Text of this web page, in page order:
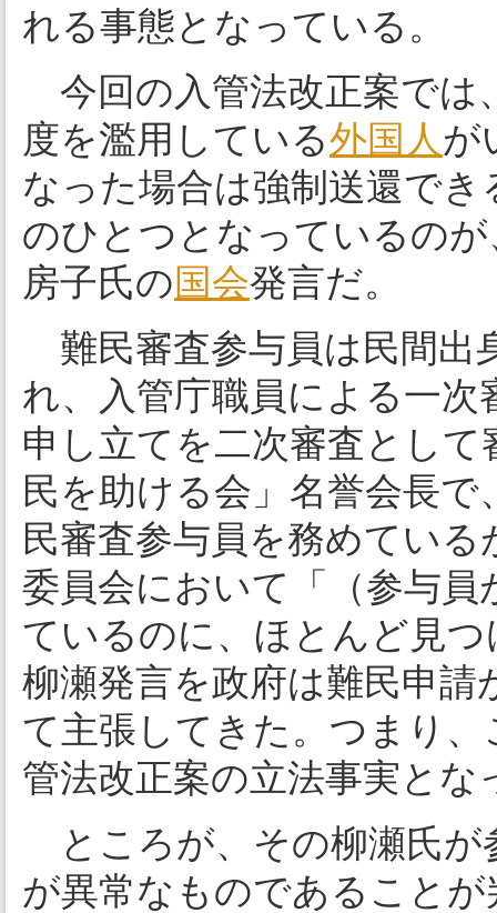
れる事態となっている。
今回の入管法改正案では
度を濫用している外国人 が
なった場合は強制送還で
のひとつとなっているの
房子氏の国会発言だ。
難民審査参与員は民間出
れ、入管庁職員による一
申し立てを二次審査とし
民を助ける会」名誉会長
民審査参与員を務めてい
委員会において「（参与
ているのに、ほとんど見
柳瀬発言を政府は難民申
て主張してきた。つまり
管法改正案の立法事実とな
ところが、その柳瀬氏が
が異常なものであること